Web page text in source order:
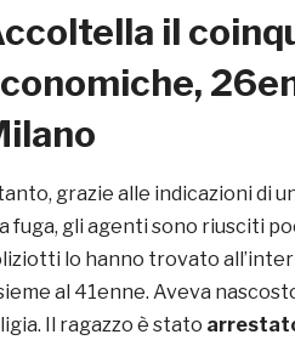
il
grazie alle indicazioni di
fuga, gli agenti sono riusciti
lo hanno trovato
al 41enne. Aveva
Il ragazzo è stato